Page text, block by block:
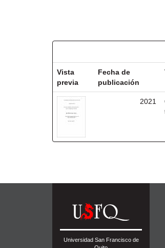
Vista
previa
Fecha de
publicación
2021
Universidad San Francisco de